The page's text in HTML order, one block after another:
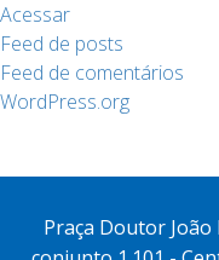
Acessar
Feed de posts
Feed de comentários
WordPress.org
Praça Doutor João